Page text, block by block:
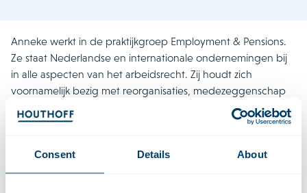
Consent Details About
Anneke werkt in de praktijkgroep Employment & Pensions.
Ze staat Nederlandse en internationale ondernemingen bij
in alle aspecten van het arbeidsrecht. Zij houdt zich
voornamelijk bezig met reorganisaties, medezeggenschap
en arbeidsgerelateerde aspecten van transacties. Anneke is
eerder werkzaam geweest op de Banking & Finance praktijk